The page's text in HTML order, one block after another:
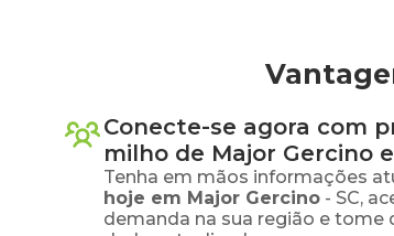
Conecte-se agora com
milho de Major Gercino
Tenha em mãos informações
hoje em Major Gercino - SC,
demanda na sua região e tome